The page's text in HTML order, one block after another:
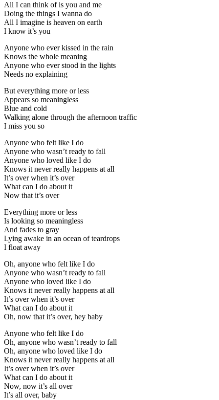
All I can think of is you and me
Doing the things I wanna do
All I imagine is heaven on earth
I know it’s you
Anyone who ever kissed in the rain
Knows the whole meaning
Anyone who ever stood in the lights
Needs no explaining
But everything more or less
Appears so meaningless
Blue and cold
Walking alone through the afternoon traffic
I miss you so
Anyone who felt like I do
Anyone who wasn’t ready to fall
Anyone who loved like I do
Knows it never really happens at all
It’s over when it’s over
What can I do about it
Now that it’s over
Everything more or less
Is looking so meaningless
And fades to gray
Lying awake in an ocean of teardrops
I float away
Oh, anyone who felt like I do
Anyone who wasn’t ready to fall
Anyone who loved like I do
Knows it never really happens at all
It’s over when it’s over
What can I do about it
Oh, now that it’s over, hey baby
Anyone who felt like I do
Oh, anyone who wasn’t ready to fall
Oh, anyone who loved like I do
Knows it never really happens at all
It’s over when it’s over
What can I do about it
Now, now it’s all over
It’s all over, baby